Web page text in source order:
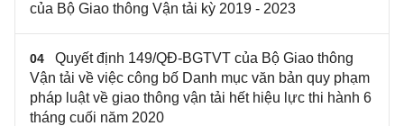
của Bộ Giao thông Vận tải kỳ 2019 - 2023
04
Quyết định 149/QĐ-BGTVT của Bộ Giao thông
Vận tải về việc công bố Danh mục văn bản quy phạm
pháp luật về giao thông vận tải hết hiệu lực thi hành 6
tháng cuối năm 2020